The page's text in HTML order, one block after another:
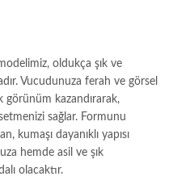
oldukça şık ve
Vucudunuza ferah ve görsel
görünüm kazandırarak,
sağlar. Formunu
kumaşı dayanıklı yapısı
hemde asil ve şık
olacaktır.